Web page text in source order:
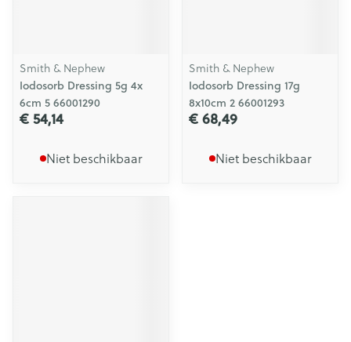
Smith & Nephew
Iodosorb Dressing 5g 4x
6cm 5 66001290
€ 54,14
Niet beschikbaar
Smith & Nephew
Iodosorb Dressing 17g
8x10cm 2 66001293
€ 68,49
Niet beschikbaar